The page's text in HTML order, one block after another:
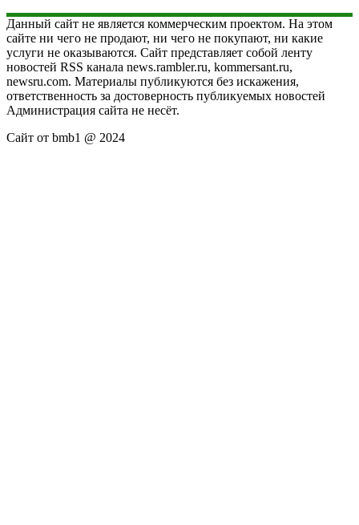
Данный сайт не является коммерческим проектом. На этом
сайте ни чего не продают, ни чего не покупают, ни какие
услуги не оказываются. Сайт представляет собой ленту
новостей RSS канала news.rambler.ru, kommersant.ru,
newsru.com. Материалы публикуются без искажения,
ответственность за достоверность публикуемых новостей
Администрация сайта не несёт.
Сайт от bmb1 @ 2024